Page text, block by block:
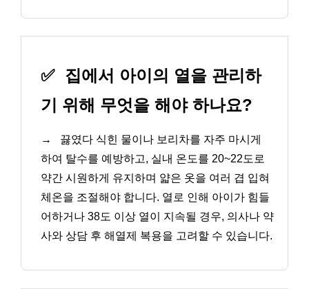
✅ 집에서 아이의 열을 관리하
기 위해 무엇을 해야 하나요?
→
끓였다 식힌 물이나 보리차를 자주 마시게
하여 탈수를 예방하고, 실내 온도를 20~22도로
약간 시원하게 유지하며 얇은 옷을 여러 겹 입혀
체온을 조절해야 합니다. 열로 인해 아이가 힘들
어하거나 38도 이상 열이 지속될 경우, 의사나 약
사와 상담 후 해열제 복용을 고려할 수 있습니다.